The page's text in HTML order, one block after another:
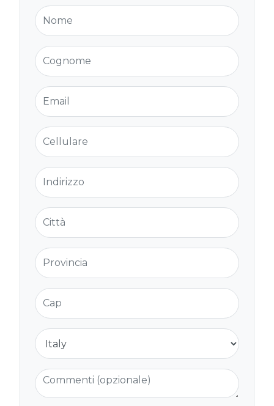
Nome
Cognome
Email
Cellulare
Indirizzo
Città
Provincia
Cap
Nazione
Commenti (opzionale)